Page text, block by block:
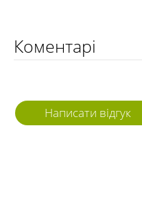
Коментарі
Написати відгук